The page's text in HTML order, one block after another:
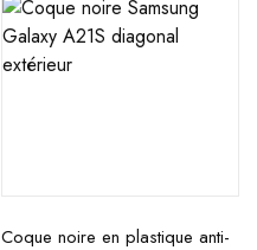
Coque noire en plastique anti-